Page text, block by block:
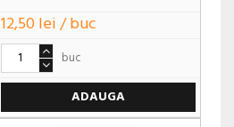
12,50 lei / buc
buc
ADAUGA